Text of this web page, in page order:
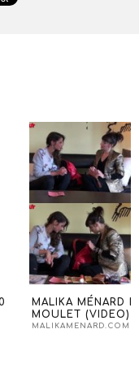
MALIKA MÉNARD
MOULET (VIDEO)
MALIKAMENARD.COM